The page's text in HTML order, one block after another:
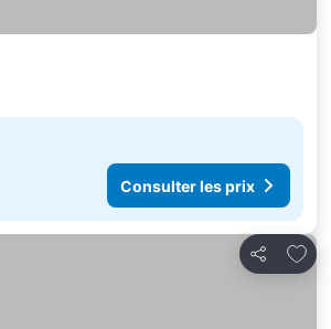
Consulter les prix
Partager